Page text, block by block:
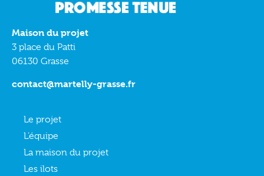
Maison du projet
3 place du Patti
06130 Grasse
contact@martelly-grasse.fr
Le projet
L’équipe
La maison du projet
Les ilots